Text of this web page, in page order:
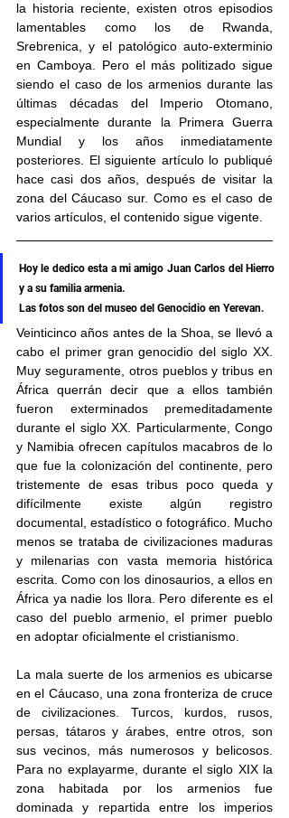
la historia reciente, existen otros episodios
lamentables como los de Rwanda,
Srebrenica, y el patológico auto-exterminio
en Camboya. Pero el más politizado sigue
siendo el caso de los armenios durante las
últimas décadas del Imperio Otomano,
especialmente durante la Primera Guerra
Mundial y los años inmediatamente
posteriores. El siguiente artículo lo publiqué
hace casi dos años, después de visitar la
zona del Cáucaso sur. Como es el caso de
varios artículos, el contenido sigue vigente.
Hoy le dedico esta a mi amigo Juan Carlos del Hierro
y a su familia armenia.
Las fotos son del museo del Genocidio en Yerevan.
Veinticinco años antes de la Shoa, se llevó a
cabo el primer gran genocidio del siglo XX.
Muy seguramente, otros pueblos y tribus en
África querrán decir que a ellos también
fueron exterminados premeditadamente
durante el siglo XX. Particularmente, Congo
y Namibia ofrecen capítulos macabros de lo
que fue la colonización del continente, pero
tristemente de esas tribus poco queda y
difícilmente existe algún registro
documental, estadístico o fotográfico. Mucho
menos se trataba de civilizaciones maduras
y milenarias con vasta memoria histórica
escrita. Como con los dinosaurios, a ellos en
África ya nadie los llora. Pero diferente es el
caso del pueblo armenio, el primer pueblo
en adoptar oficialmente el cristianismo.
La mala suerte de los armenios es ubicarse
en el Cáucaso, una zona fronteriza de cruce
de civilizaciones. Turcos, kurdos, rusos,
persas, tátaros y árabes, entre otros, son
sus vecinos, más numerosos y belicosos.
Para no explayarme, durante el siglo XIX la
zona habitada por los armenios fue
dominada y repartida entre los imperios